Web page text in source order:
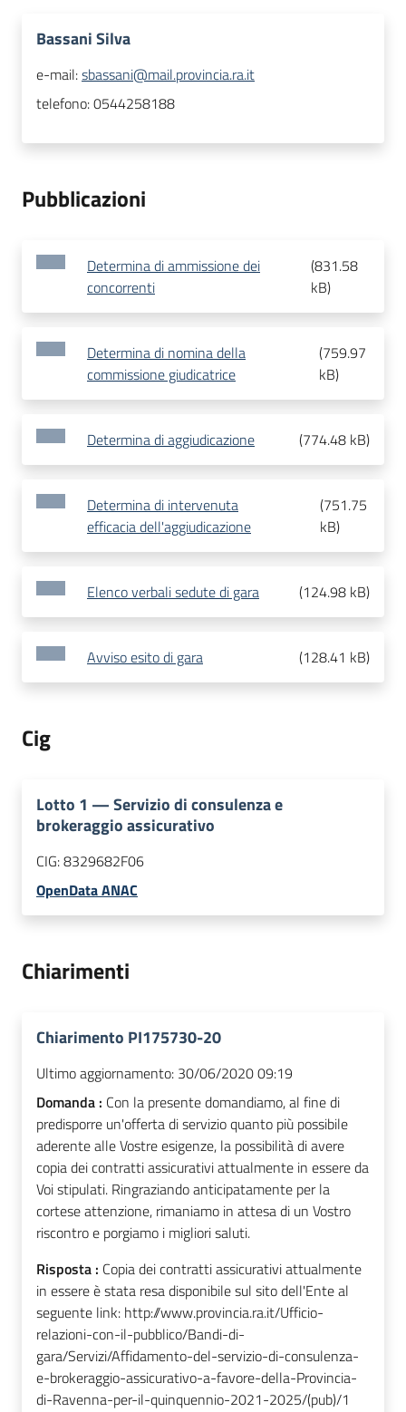
Bassani Silva
e-mail:sbassani@mail.provincia.ra.it
telefono:0544258188
Pubblicazioni
Determina di ammissione dei
concorrenti
(831.58
kB)
Determina di nomina della
commissione giudicatrice
(759.97
kB)
Determina di aggiudicazione (774.48 kB)
Determina di intervenuta
efficacia dell'aggiudicazione
(751.75
kB)
Elenco verbali sedute di gara (124.98 kB)
Avviso esito di gara (128.41 kB)
Cig
Lotto 1 —Servizio di consulenza e
brokeraggio assicurativo
CIG:8329682F06
OpenData ANAC
Chiarimenti
Chiarimento PI175730-20
Ultimo aggiornamento: 30/06/2020 09:19
Domanda : Con la presente domandiamo, al fine di
predisporre un'offerta di servizio quanto più possibile
aderente alle Vostre esigenze, la possibilità di avere
copia dei contratti assicurativi attualmente in essere da
Voi stipulati. Ringraziando anticipatamente per la
cortese attenzione, rimaniamo in attesa di un Vostro
riscontro e porgiamo i migliori saluti.
Risposta : Copia dei contratti assicurativi attualmente
in essere è stata resa disponibile sul sito dell'Ente al
seguente link: http://www.provincia.ra.it/Ufficio-
relazioni-con-il-pubblico/Bandi-di-
gara/Servizi/Affidamento-del-servizio-di-consulenza-
e-brokeraggio-assicurativo-a-favore-della-Provincia-
di-Ravenna-per-il-quinquennio-2021-2025/(pub)/1